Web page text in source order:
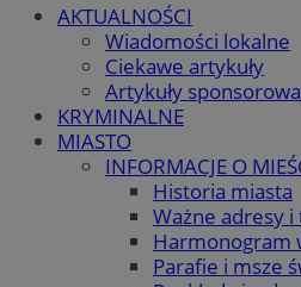
AKTUALNOŚCI
Wiadomości lokalne
Ciekawe artykuły
Artykuły
KRYMINALNE
MIASTO
INFORMACJE O
Historia miasta
Ważne adresy
Harmonogram
Parafie i msze